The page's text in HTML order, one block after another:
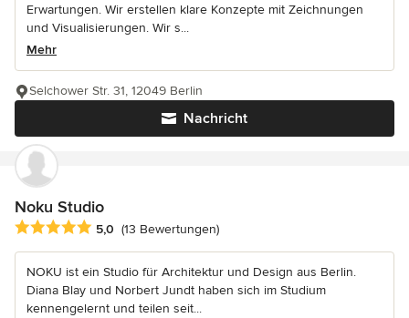
Erwartungen. Wir erstellen klare Konzepte mit Zeichnungen
und Visualisierungen. Wir s...
Mehr
Nachricht
Selchower Str. 31, 12049 Berlin
Noku Studio
Durchschnittliche Bewertung: 5 von 5 Sternen
5,0 (13 Bewertungen)
NOKU ist ein Studio für Architektur und Design aus Berlin.
Diana Blay und Norbert Jundt haben sich im Studium
kennengelernt und teilen seit...